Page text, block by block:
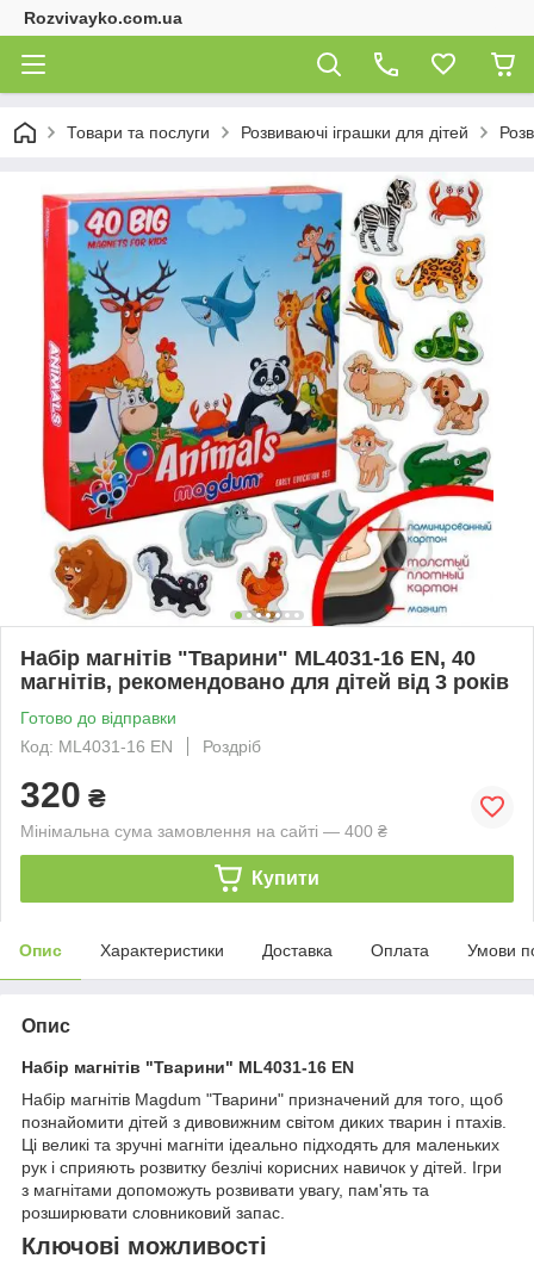
Rozvivayko.com.ua
Товари та послуги Розвиваючі іграшки для дітей
Набір магнітів "Тварини" ML4031-16 EN, 40
магнітів, рекомендовано для дітей від 3 років
Готово до відправки
Код: ML4031-16 EN
Роздріб
320 ₴
Мінімальна сума замовлення на сайті — 400 ₴
Купити
Опис Характеристики Доставка Оплата Умови
Опис
Набір магнітів "Тварини" ML4031-16 EN
Набір магнітів Magdum "Тварини" призначений для того, щоб
познайомити дітей з дивовижним світом диких тварин і птахів.
Ці великі та зручні магніти ідеально підходять для маленьких
рук і сприяють розвитку безлічі корисних навичок у дітей. Ігри
з магнітами допоможуть розвивати увагу, пам'ять та
розширювати словниковий запас.
Ключові можливості